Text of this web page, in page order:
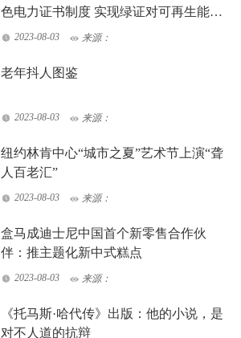
色电力证书制度 实现绿证对可再生能源
电力的全覆盖
2023-08-03 来源：
老年抖人图鉴
2023-08-03 来源：
纽约林肯中心“城市之夏”艺术节上演“聋
人百老汇”
2023-08-03 来源：
盒马成迪士尼中国首个新零售合作伙
伴：推主题化新中式糕点
2023-08-03 来源：
《托马斯·哈代传》出版：他的小说，是
对不人道的抗辩